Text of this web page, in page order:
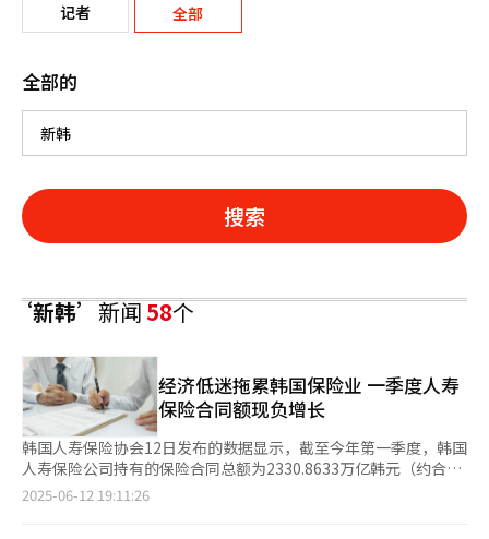
记者 全部
全部的
搜索
‘新韩’新闻58个
经济低迷拖累韩国保险业 一季度人寿
保险合同额现负增长
韩国人寿保险协会12日发布的数据显示，截至今年第一季度，韩国
人寿保险公司持有的保险合同总额为2330.8633万亿韩元（约合人
民币12.2万亿韩元），同比下降1.3%。 从各大人寿保险公司情况
2025-06-12 19:11:26